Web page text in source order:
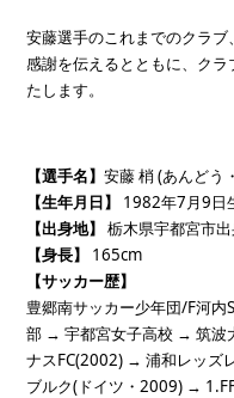
安藤選手のこれまでのクラ
感謝を伝えるとともに、ク
たします。
【選手名】安藤 梢 (あんどう
【生年月日】
1982年7月9日
【出身地】 栃木県宇都宮市
【身長】
165cm
【サッカー歴】
豊郷南サッカー少年団/F河
部 →︎ 宇都宮女子高校 →︎ 筑波
ナスFC(2002) →︎ 浦和レッズ
ブルク(ドイツ・2009) →︎